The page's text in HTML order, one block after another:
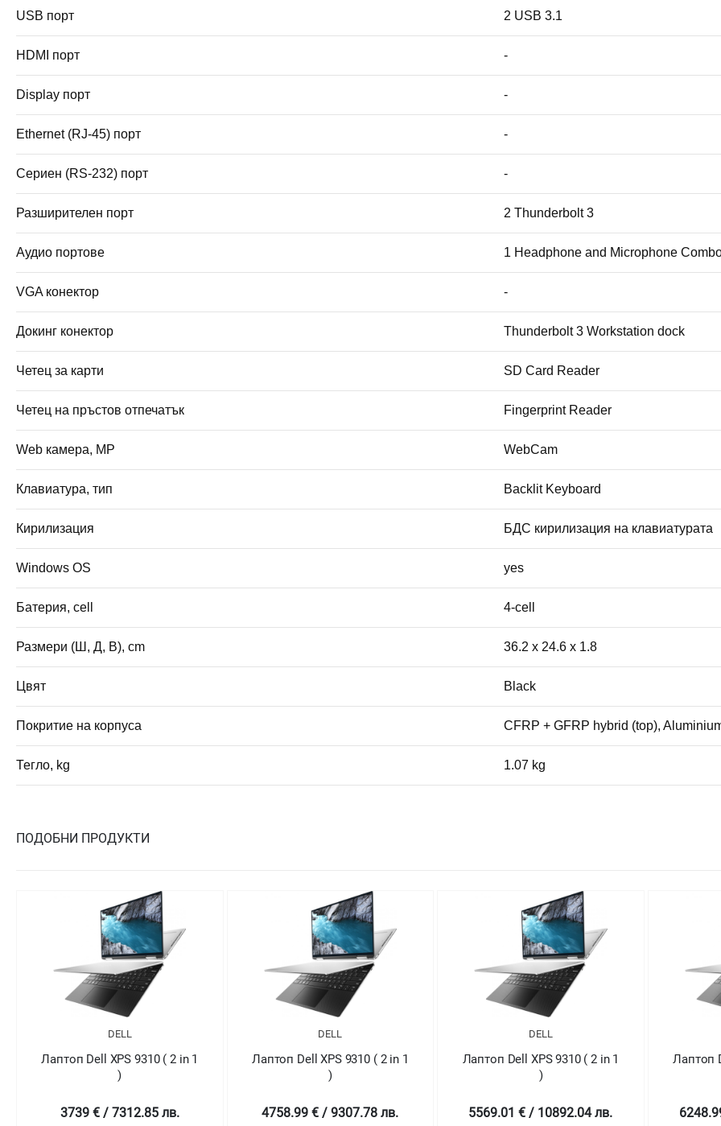
USB порт 2 USB 3.1
HDMI порт -
Display порт -
Ethernet (RJ-45) порт -
Сериен (RS-232) порт -
Разширителен порт 2 Thunderbolt 3
Аудио портове 1 Headphone and Microphone
VGA конектор -
Докинг конектор Thunderbolt 3 Workstation dock
Четец за карти SD Card Reader
Четец на пръстов отпечатък Fingerprint Reader
Web камера, MP WebCam
Клавиатура, тип Backlit Keyboard
Кирилизация БДС кирилизация на клавиатурата
Windows OS yes
Батерия, cell 4-cell
Размери (Ш, Д, В), cm 36.2 x 24.6 x 1.8
Цвят Black
Покритие на корпуса CFRP + GFRP hybrid (top),
Тегло, kg 1.07 kg
ПОДОБНИ ПРОДУКТИ
DELL
Лаптоп Dell XPS 9310 ( 2 in 1
)
4758.99 € / 9307.78 лв.
DELL
Лаптоп Dell XPS 9310 ( 2 in 1
)
5569.01 € / 10892.04 лв.
DELL
Лаптоп Dell XPS 9310 ( 2 in 1
)
6248.99 € / 12221.96 лв.